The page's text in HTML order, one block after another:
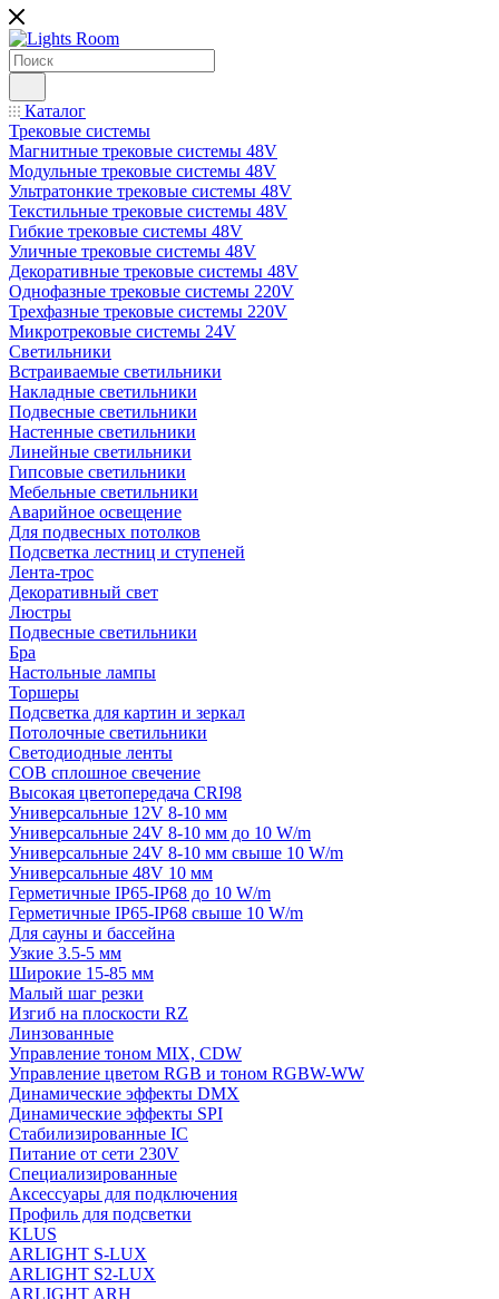
Каталог
Трековые системы
Магнитные трековые системы 48V
Модульные трековые системы 48V
Ультратонкие трековые системы 48V
Текстильные трековые системы 48V
Гибкие трековые системы 48V
Уличные трековые системы 48V
Декоративные трековые системы 48V
Однофазные трековые системы 220V
Трехфазные трековые системы 220V
Микротрековые системы 24V
Светильники
Встраиваемые светильники
Накладные светильники
Подвесные светильники
Настенные светильники
Линейные светильники
Гипсовые светильники
Мебельные светильники
Аварийное освещение
Для подвесных потолков
Подсветка лестниц и ступеней
Лента-трос
Декоративный свет
Люстры
Подвесные светильники
Бра
Настольные лампы
Торшеры
Подсветка для картин и зеркал
Потолочные светильники
Светодиодные ленты
COB сплошное свечение
Высокая цветопередача CRI98
Универсальные 12V 8-10 мм
Универсальные 24V 8-10 мм до 10 W/m
Универсальные 24V 8-10 мм свыше 10 W/m
Универсальные 48V 10 мм
Герметичные IP65-IP68 до 10 W/m
Герметичные IP65-IP68 свыше 10 W/m
Для сауны и бассейна
Узкие 3.5-5 мм
Широкие 15-85 мм
Малый шаг резки
Изгиб на плоскости RZ
Линзованные
Управление тоном MIX, CDW
Управление цветом RGB и тоном RGBW-WW
Динамические эффекты DMX
Динамические эффекты SPI
Стабилизированные IC
Питание от сети 230V
Специализированные
Аксессуары для подключения
Профиль для подсветки
KLUS
ARLIGHT S-LUX
ARLIGHT S2-LUX
ARLIGHT ARH